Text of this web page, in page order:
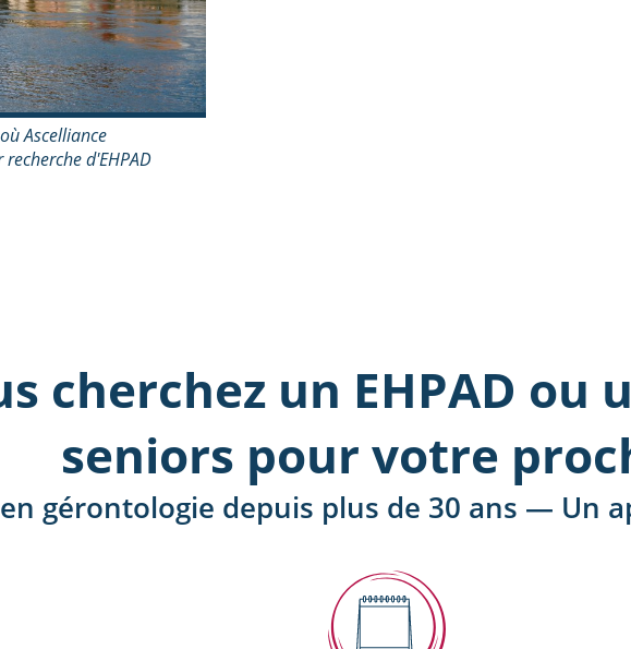
Ascelliance
d'EHPAD
cherchez un EHPAD ou
seniors pour votre
gérontologie depuis plus de 30 ans — Un